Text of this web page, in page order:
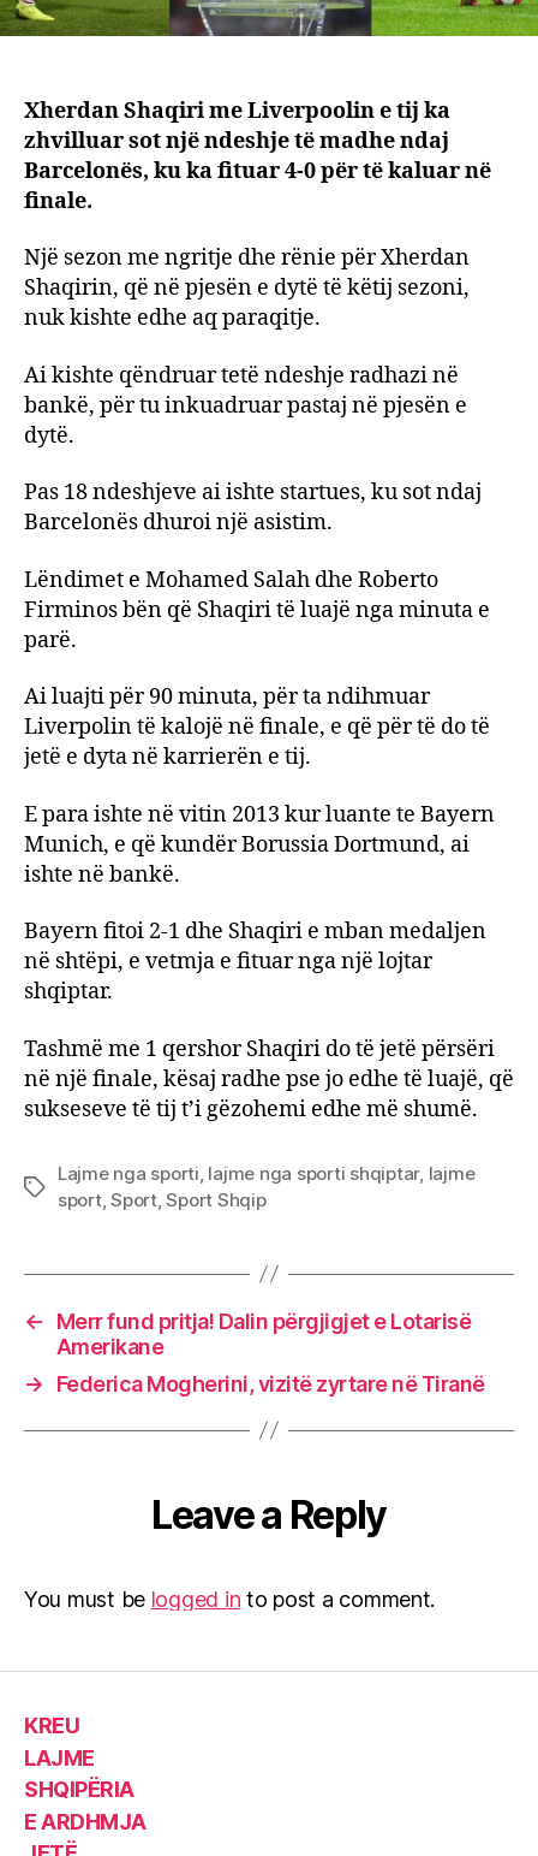
dytë
në
Xherdan Shaqiri me Liverpoolin e tij ka
zhvilluar sot një ndeshje të madhe ndaj
Barcelonës, ku ka fituar 4-0 për të kaluar në
finale.
Një sezon me ngritje dhe rënie për Xherdan
Shaqirin, që në pjesën e dytë të këtij sezoni,
nuk kishte edhe aq paraqitje.
Ai kishte qëndruar tetë ndeshje radhazi në
bankë, për tu inkuadruar pastaj në pjesën e
dytë.
Pas 18 ndeshjeve ai ishte startues, ku sot ndaj
Barcelonës dhuroi një asistim.
Lëndimet e Mohamed Salah dhe Roberto
Firminos bën që Shaqiri të luajë nga minuta e
parë.
Ai luajti për 90 minuta, për ta ndihmuar
Liverpolin të kalojë në finale, e që për të do të
jetë e dyta në karrierën e tij.
E para ishte në vitin 2013 kur luante te Bayern
Munich, e që kundër Borussia Dortmund, ai
ishte në bankë.
Bayern fitoi 2-1 dhe Shaqiri e mban medaljen
në shtëpi, e vetmja e fituar nga një lojtar
shqiptar.
Tashmë me 1 qershor Shaqiri do të jetë përsëri
në një finale, kësaj radhe pse jo edhe të luajë, që
sukseseve të tij t’i gëzohemi edhe më shumë.
Tags
Lajme nga sporti, lajme nga sporti shqiptar, lajme
sport,Sport,Sport Shqip
←
Merr fund pritja! Dalin përgjigjet e Lotarisë
Amerikane
→
Federica Mogherini, vizitë zyrtare në Tiranë
Leave a Reply
You must be logged in to post a comment.
KREU
LAJME
SHQIPËRIA
E ARDHMJA